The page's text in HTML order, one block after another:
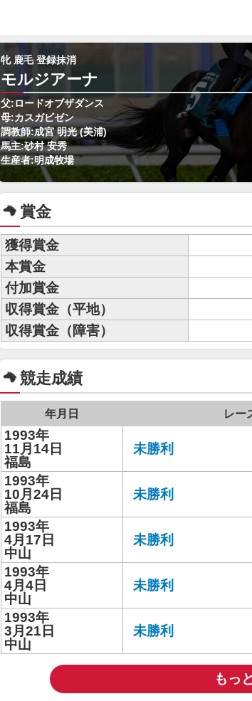
牝 鹿毛 登録抹消
モルジアーナ
父:ロードオブザダンス
母:カスガビゼン
調教師:成宮 明光 (美浦)
馬主:砂村 安秀
生産者:明成牧場
賞金
獲得賞金
本賞金
付加賞金
収得賞金（平地）
収得賞金（障害）
競走成績
年月日 レー
1993年
11月14日
福島
未勝利
1993年
10月24日
福島
未勝利
1993年
4月17日
中山
未勝利
1993年
4月4日
中山
未勝利
1993年
3月21日
中山
未勝利
もっ